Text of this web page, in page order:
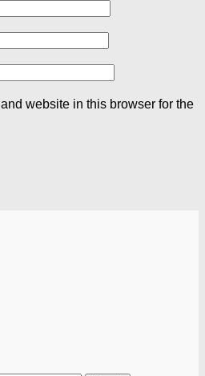
website in this browser for the